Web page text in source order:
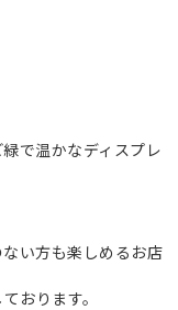
で温かなディスプレ
い方も楽しめるお店
おります。